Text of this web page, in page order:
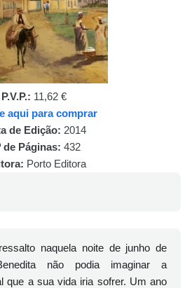
P.V.P.: 11,62 €
aqui para comprar
de Edição: 2014
de Páginas: 432
Porto Editora
naquela noite de junho de
não podia imaginar a
que a sua vida iria sofrer. Um ano